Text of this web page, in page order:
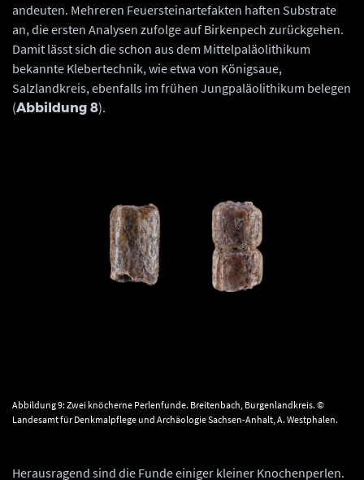
andeuten. Mehreren Feuersteinartefakten haften Substrate
an, die ersten Analysen zufolge auf Birkenpech zurückgehen.
Damit lässt sich die schon aus dem Mittelpaläolithikum
bekannte Klebertechnik, wie etwa von Königsaue,
Salzlandkreis, ebenfalls im frühen Jungpaläolithikum belegen
(Abbildung 8).
Abbildung 9: Zwei knöcherne Perlenfunde. Breitenbach, Burgenlandkreis. ©
Landesamt für Denkmalpflege und Archäologie Sachsen-Anhalt, A. Westphalen.
Herausragend sind die Funde einiger kleiner Knochenperlen.